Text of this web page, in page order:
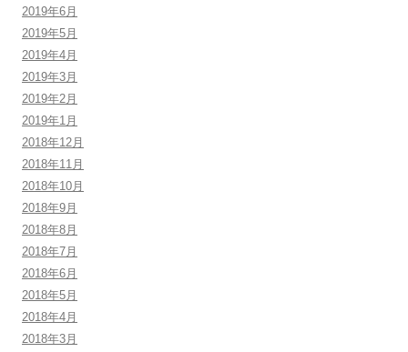
2019年6月
2019年5月
2019年4月
2019年3月
2019年2月
2019年1月
2018年12月
2018年11月
2018年10月
2018年9月
2018年8月
2018年7月
2018年6月
2018年5月
2018年4月
2018年3月